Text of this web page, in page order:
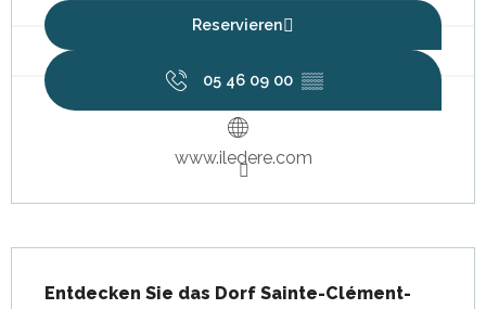
Reservieren
05 46 09 00 ▒▒
www.iledere.com
Entdecken Sie das Dorf Sainte-Clément-